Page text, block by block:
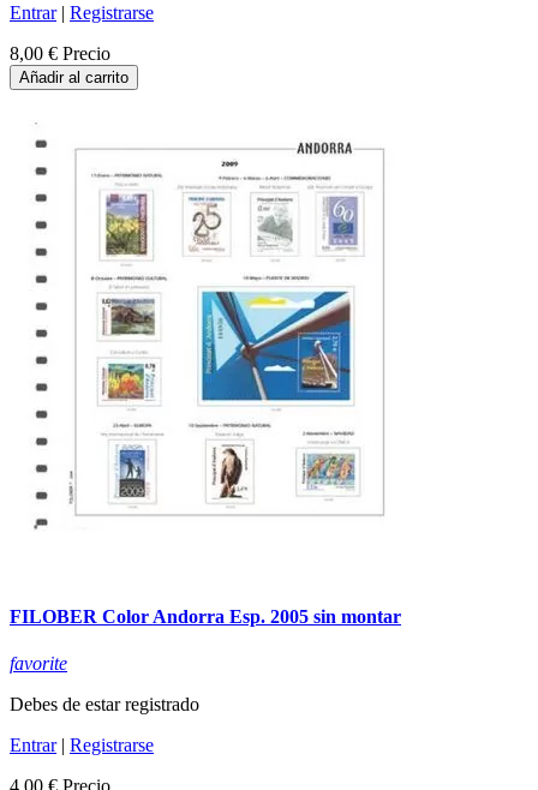
Entrar| Registrarse
8,00 € Precio
Añadir al carrito
FILOBER Color Andorra Esp. 2005 sin montar
favorite
Debes de estar registrado
Entrar| Registrarse
4,00 € Precio